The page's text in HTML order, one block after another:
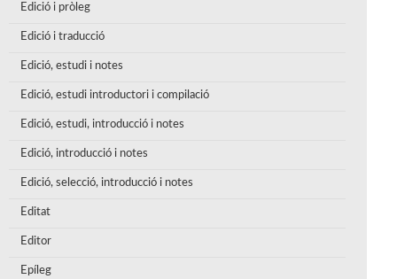
Edició i pròleg
Edició i traducció
Edició, estudi i notes
Edició, estudi introductori i compilació
Edició, estudi, introducció i notes
Edició, introducció i notes
Edició, selecció, introducció i notes
Editat
Editor
Epíleg